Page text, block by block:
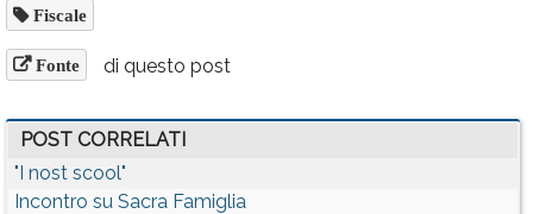
Fiscale
Fonte di questo post
POST CORRELATI
"I nost scool"
Incontro su Sacra Famiglia